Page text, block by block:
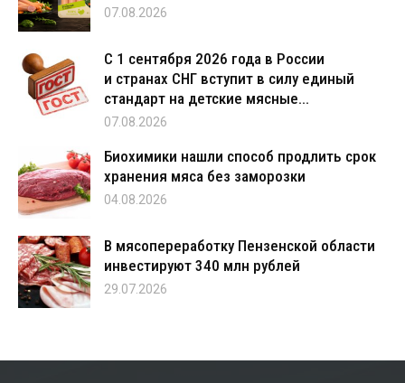
07.08.2026
С 1 сентября 2026 года в России
и странах СНГ вступит в силу единый
стандарт на детские мясные...
07.08.2026
Биохимики нашли способ продлить срок
хранения мяса без заморозки
04.08.2026
В мясопереработку Пензенской области
инвестируют 340 млн рублей
29.07.2026